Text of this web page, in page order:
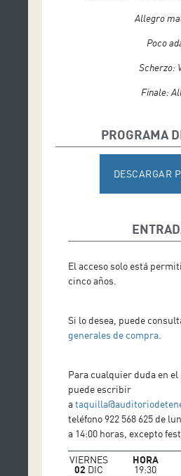
Allegro
Poco
Scherzo:
Finale:
PROGRAMA
DESCARGAR
El acceso solo está
cinco años.
Si lo desea, puede
generales de compra
Para cualquier duda en
puede escribir
a
teléfono 922 568 625 de
a 14:00 horas, excepto
VIERNES
02 DIC
HORA
19:30